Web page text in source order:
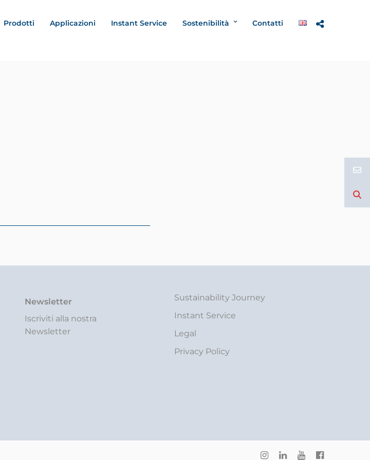
Prodotti Applicazioni Instant Service Sostenibilità
Contatti
Newsletter
Iscriviti alla nostra
Newsletter
Sustainability Journey
Instant Service
Legal
Privacy Policy